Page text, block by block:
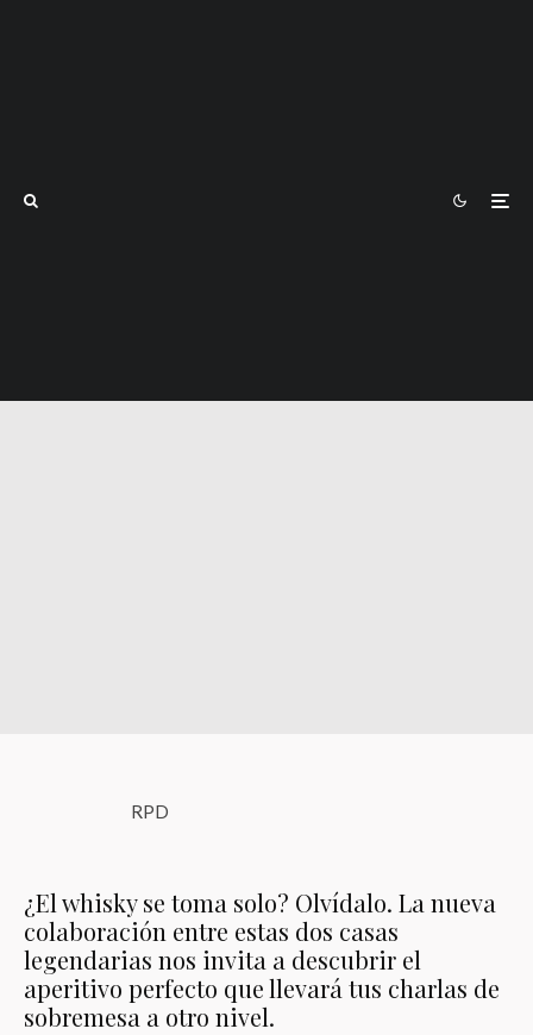
RPD
¿El whisky se toma solo? Olvídalo. La nueva
colaboración entre estas dos casas
legendarias nos invita a descubrir el
aperitivo perfecto que llevará tus charlas de
sobremesa a otro nivel.